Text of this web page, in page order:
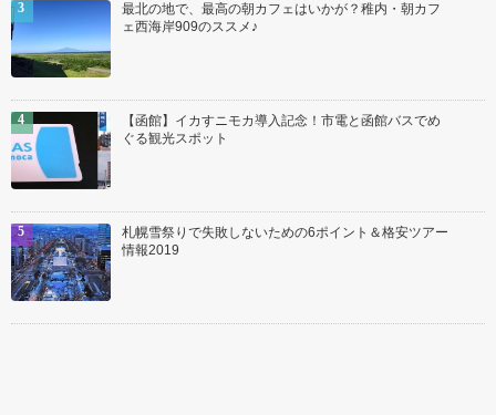
最北の地で、最高の朝カフェはいかが？稚内・朝カフ
ェ西海岸909のススメ♪
【函館】イカすニモカ導入記念！市電と函館バスでめ
ぐる観光スポット
札幌雪祭りで失敗しないための6ポイント＆格安ツアー
情報2019